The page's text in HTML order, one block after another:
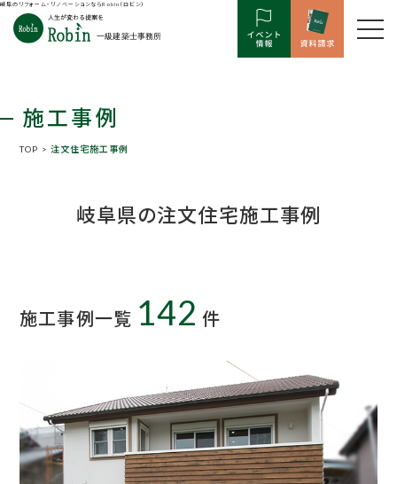
岐阜のリフォーム・リノベーションならRobin（ロビン）
施工事例
TOP > 注文住宅施工事例
岐阜県の注文住宅施工事例
施工事例一覧 142 件